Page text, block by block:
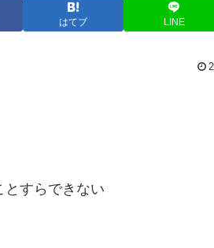
はてブ LINE
とすらできない